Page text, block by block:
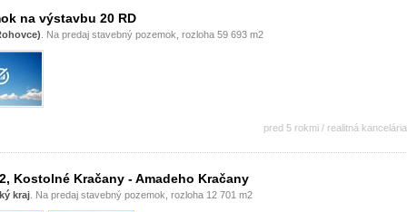
na výstavbu 20 RD
. Na predaj stavebný pozemok, rozloha 59 693 m2
pred 5 rokmi / realitná kancelária
Kostolné Kračany - Amadeho Kračany
kraj . Na predaj stavebný pozemok, rozloha 12 701 m2